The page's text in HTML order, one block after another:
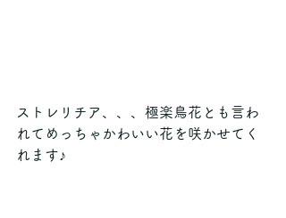
ストレリチア、、、極楽鳥花とも言わ
れてめっちゃかわいい花を咲かせてく
れます♪